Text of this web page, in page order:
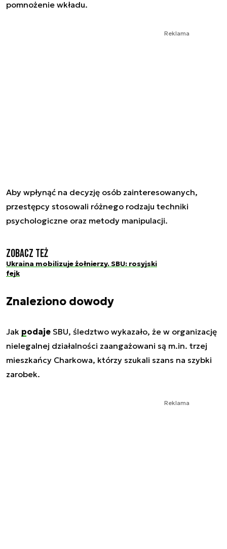
pomnożenie wkładu.
Reklama
Aby wpłynąć na decyzję osób zainteresowanych,
przestępcy stosowali różnego rodzaju techniki
psychologiczne oraz metody manipulacji.
Zobacz też
Ukraina mobilizuje żołnierzy. SBU: rosyjski
fejk
Znaleziono dowody
Jak podaje SBU, śledztwo wykazało, że w organizację
nielegalnej działalności zaangażowani są m.in. trzej
mieszkańcy Charkowa, którzy szukali szans na szybki
zarobek.
Reklama